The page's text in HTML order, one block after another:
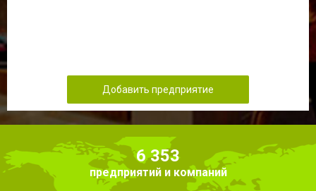
Добавить предприятие
6 353
предприятий и компаний